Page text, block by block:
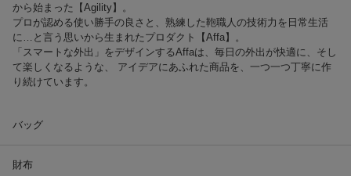
から始まった【Agility】。
プロが認める使い勝手の良さと、熟練した鞄職人の技術力を日常生活
に…と言う思いから生まれたプロダクト【Affa】。
「スマートな外出」をデザインするAffaは、毎日の外出が快適に、そし
て楽しくなるような、 アイデアにあふれた商品を、一つ一つ丁寧に作
り続けています。
バッグ
財布